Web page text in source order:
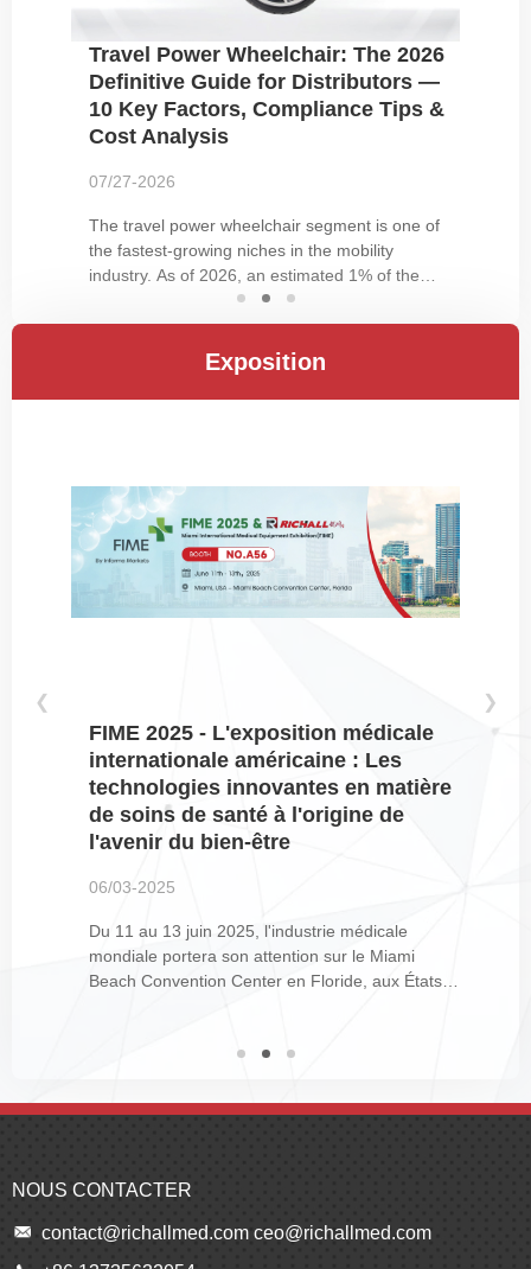
Travel Power Wheelchair: The 2026
Definitive Guide for Distributors —
10 Key Factors, Compliance Tips &
Cost Analysis
07/27-2026
The travel power wheelchair segment is one of
the fastest-growing niches in the mobility
industry. As of 2026, an estimated 1% of the
global population requires a wheelchair for daily
mobility, according to the World Health
Organization, and the proportion is rising due to
Exposition
FIME 2025 - L'exposition médicale
internationale américaine : Les
technologies innovantes en matière
de soins de santé à l'origine de
l'avenir du bien-être
06/03-2025
Du 11 au 13 juin 2025, l'industrie médicale
mondiale portera son attention sur le Miami
Beach Convention Center en Floride, aux États-
salons médicaux les plus importants et les plus
❮ ❯
NOUS CONTACTER
contact@richallmed.com ceo@richallmed.com